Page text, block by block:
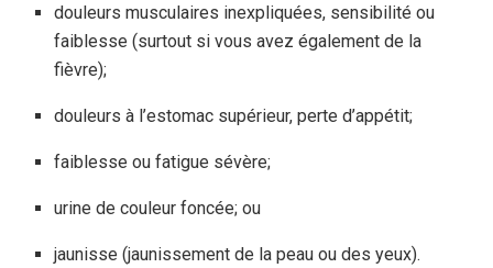
douleurs musculaires inexpliquées, sensibilité ou
faiblesse (surtout si vous avez également de la
fièvre);
douleurs à l’estomac supérieur, perte d’appétit;
faiblesse ou fatigue sévère;
urine de couleur foncée; ou
jaunisse (jaunissement de la peau ou des yeux).